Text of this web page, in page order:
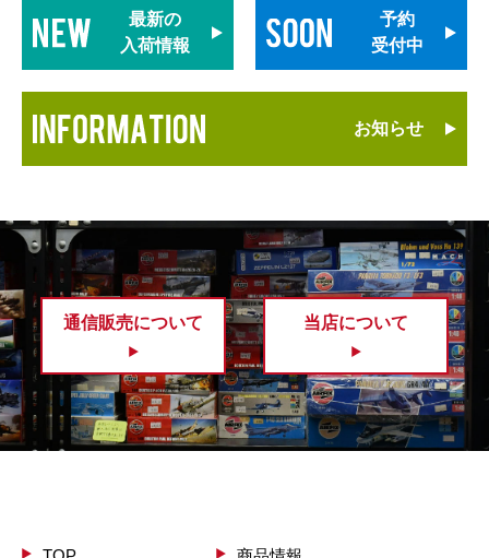
最新の
入荷情報
予約
受付中
お知らせ
通信販売について 当店について